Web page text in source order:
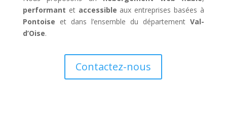
performant et accessible aux entreprises basées à
Pontoise et dans l’ensemble du départementVal-
d’Oise.
Contactez-nous